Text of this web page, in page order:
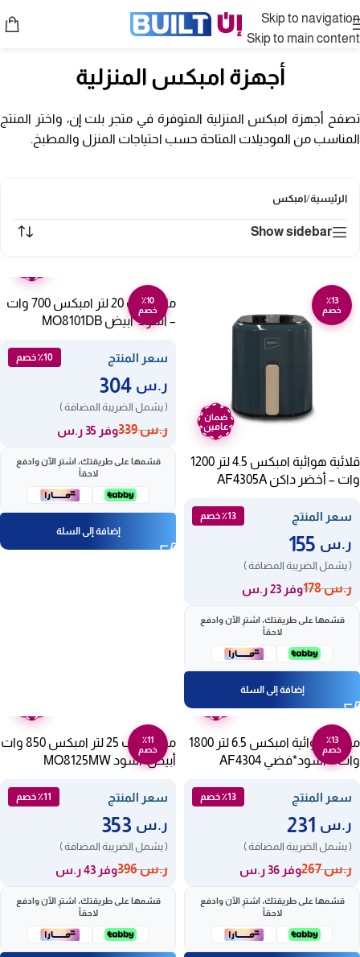
Skip to navigation
Skip to main content
أجهزة امبكس المنزلية
تصفح أجهزة امبكس المنزلية المتوفرة في متجر بلت إن، واختر المنتج
المناسب من الموديلات المتاحة حسب احتياجات المنزل والمطبخ.
الرئيسية/امبكس
Show sidebar
٪13
خصم
ضمان
عامين
قلائية هوائية امبكس 4.5 لتر 1200
وات – أخضر داكن AF4305A
سعر المنتج ٪13 خصم
ر.س
( يشمل الضريبة المضافة )
ر.س178 وفر 23 ر.س
قسّمها على طريقتك، اشترِ الآن وادفع
لاحقاً
إضافة إلى السلة
٪10
خصم
مايكرويف 20 لتر امبكس 700 وات
– أسود*أبيض MO8101DB
سعر المنتج ٪10 خصم
ر.س
( يشمل الضريبة المضافة )
ر.س339 وفر 35 ر.س
قسّمها على طريقتك، اشترِ الآن وادفع
لاحقاً
إضافة إلى السلة
٪13
خصم
عامين
مقلاة هوائية امبكس 6.5 لتر 1800
وات – أسود*فضي AF4304
سعر المنتج ٪13 خصم
ر.س
( يشمل الضريبة المضافة )
ر.س267 وفر 36 ر.س
قسّمها على طريقتك، اشترِ الآن وادفع
لاحقاً
٪11
خصم
ميكروويف 25 لتر امبكس 850 وات
أبيض*أسود MO8125MW
سعر المنتج ٪11 خصم
ر.س
( يشمل الضريبة المضافة )
ر.س396 وفر 43 ر.س
قسّمها على طريقتك، اشترِ الآن وادفع
لاحقاً